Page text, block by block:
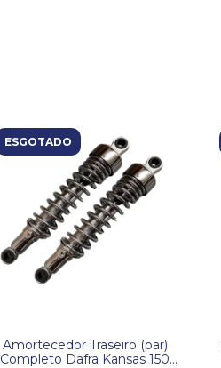
ESGOTADO
Amortecedor Traseiro (par)
Completo Dafra Kansas 150